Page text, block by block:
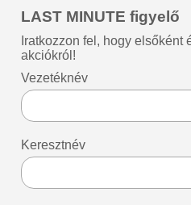
LAST MINUTE figyelő
Iratkozzon fel, hogy elsőként
akciókról!
Vezetéknév
Keresztnév